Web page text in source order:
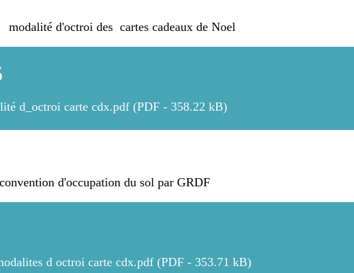
d'octroi des cartes cadeaux de Noel
d_octroi carte cdx.pdf (PDF - 358.22 kB)
d'occupation du sol par GRDF
d octroi carte cdx.pdf (PDF - 353.71 kB)